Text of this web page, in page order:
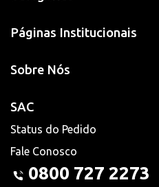
Páginas Institucionais
Sobre Nós
SAC
Status do Pedido
Fale Conosco
0800 727 2273